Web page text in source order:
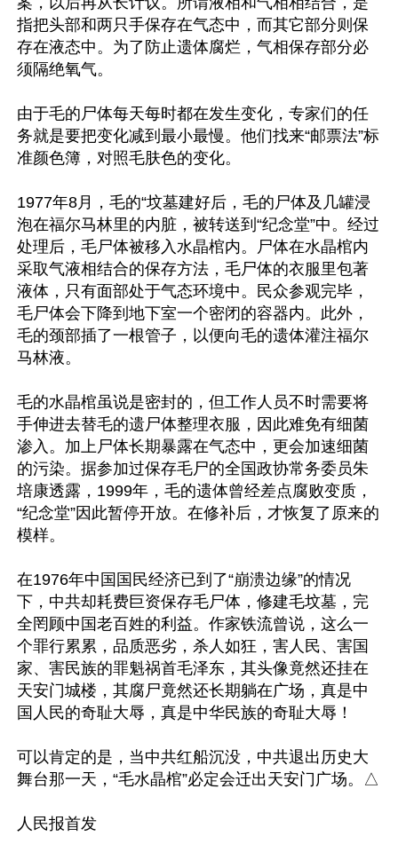
指把头部和两只手保存在气态中，而其它部分则保
存在液态中。为了防止遗体腐烂，气相保存部分必
须隔绝氧气。
由于毛的尸体每天每时都在发生变化，专家们的任
务就是要把变化减到最小最慢。他们找来“邮票法”标
准颜色簿，对照毛肤色的变化。
1977年8月，毛的“坟墓建好后，毛的尸体及几罐浸
泡在福尔马林里的内脏，被转送到“纪念堂”中。经过
处理后，毛尸体被移入水晶棺内。尸体在水晶棺内
采取气液相结合的保存方法，毛尸体的衣服里包著
液体，只有面部处于气态环境中。民众参观完毕，
毛尸体会下降到地下室一个密闭的容器内。此外，
毛的颈部插了一根管子，以便向毛的遗体灌注福尔
马林液。
毛的水晶棺虽说是密封的，但工作人员不时需要将
手伸进去替毛的遗尸体整理衣服，因此难免有细菌
渗入。加上尸体长期暴露在气态中，更会加速细菌
的污染。据参加过保存毛尸的全国政协常务委员朱
培康透露，1999年，毛的遗体曾经差点腐败变质，
“纪念堂”因此暂停开放。在修补后，才恢复了原来的
模样。
在1976年中国国民经济已到了“崩溃边缘”的情况
下，中共却耗费巨资保存毛尸体，修建毛坟墓，完
全罔顾中国老百姓的利益。作家铁流曾说，这么一
个罪行累累，品质恶劣，杀人如狂，害人民、害国
家、害民族的罪魁祸首毛泽东，其头像竟然还挂在
天安门城楼，其腐尸竟然还长期躺在广场，真是中
国人民的奇耻大辱，真是中华民族的奇耻大辱！
可以肯定的是，当中共红船沉没，中共退出历史大
舞台那一天，“毛水晶棺”必定会迁出天安门广场。△